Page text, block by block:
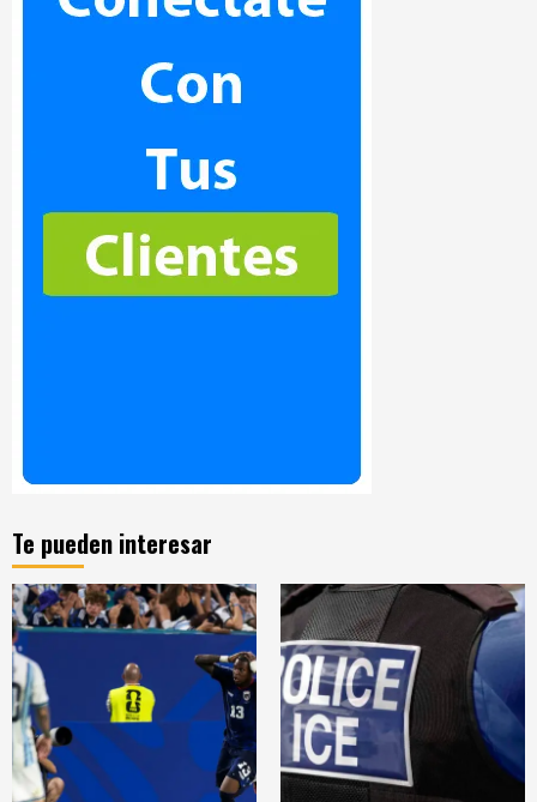
Te pueden interesar